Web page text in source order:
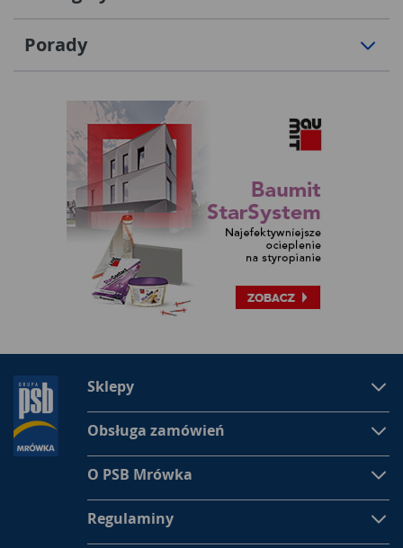
Porady
Sklepy
Obsługa zamówień
O PSB Mrówka
Regulaminy